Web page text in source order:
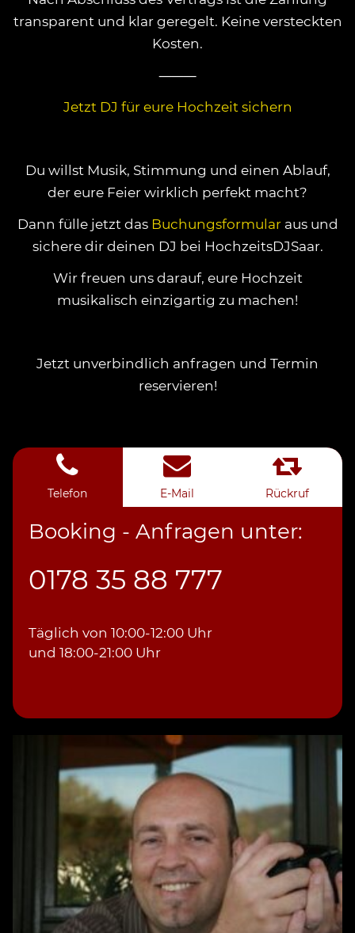
transparent und klar geregelt. Keine versteckten
Kosten.
⸻
Jetzt DJ für eure Hochzeit sichern
Du willst Musik, Stimmung und einen Ablauf,
der eure Feier wirklich perfekt macht?
Dann fülle jetzt das Buchungsformularaus und
sichere dir deinen DJ bei HochzeitsDJSaar.
Wir freuen uns darauf, eure Hochzeit
musikalisch einzigartig zu machen!
Jetzt unverbindlich anfragen und Termin
reservieren!
Telefon E-Mail Rückruf
Booking - Anfragen unter:
0178 35 88 777
Täglich von 10:00-12:00 Uhr
und 18:00-21:00 Uhr